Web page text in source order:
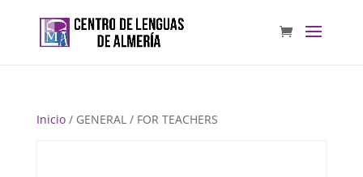
Inicio/ GENERAL / FOR TEACHERS